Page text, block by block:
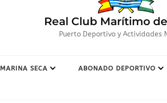
Real Club Marítimo
Puerto Deportivo y Actividades
MARINA SECA ABONADO DEPORTIVO